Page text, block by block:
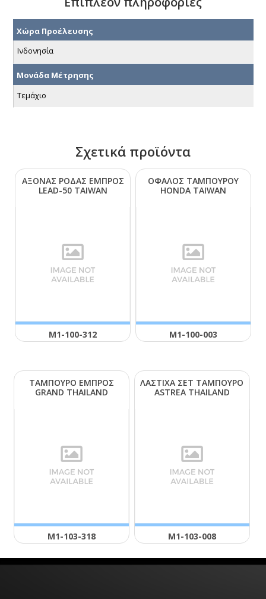
Χώρα Προέλευσης
Ινδονησία
Μονάδα Μέτρησης
Τεμάχιο
Σχετικά προϊόντα
ΑΞΟΝΑΣ ΡΟΔΑΣ ΕΜΠΡΟΣ
LΕΑD-50 ΤΑΙWΑΝ
Μ1-100-312
ΟΦΑΛΟΣ ΤΑΜΠΟΥΡΟΥ
ΗΟΝDΑ ΤΑΙWΑΝ
Μ1-100-003
ΤΑΜΠΟΥΡΟ ΕΜΠΡΟΣ
GRΑΝD ΤΗΑΙLΑΝD
Μ1-103-318
ΛΑΣΤΙΧΑ ΣΕΤ ΤΑΜΠΟΥΡΟ
ΑSΤRΕΑ ΤΗΑΙLΑΝD
Μ1-103-008